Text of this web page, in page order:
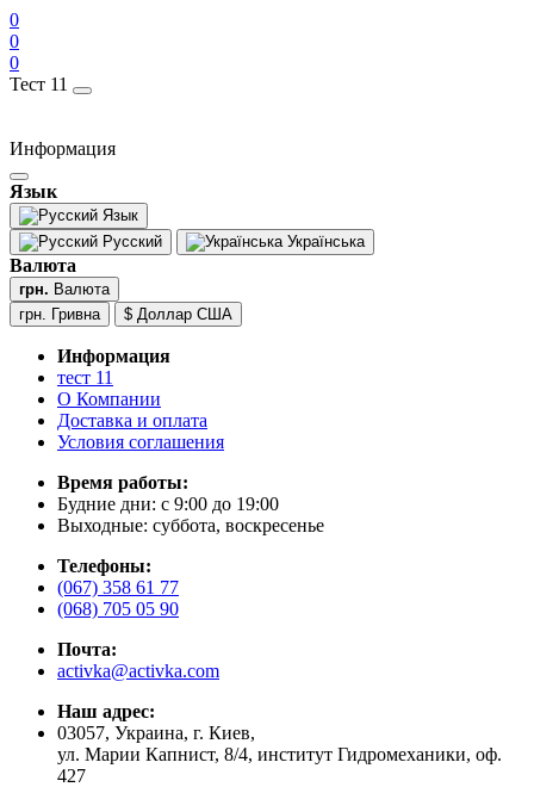
0
0
0
Тест 11
Информация
Язык
Язык
Русский
Українська
Валюта
грн. Валюта
грн. Гривна
$ Доллар США
Информация
тест 11
О Компании
Доставка и оплата
Условия соглашения
Время работы:
Будние дни: с 9:00 до 19:00
Выходные: суббота, воскресенье
Телефоны:
(067) 358 61 77
(068) 705 05 90
Почта:
activka@activka.com
Наш адрес:
03057, Украина, г. Киев,
ул. Марии Капнист, 8/4, институт Гидромеханики, оф.
427